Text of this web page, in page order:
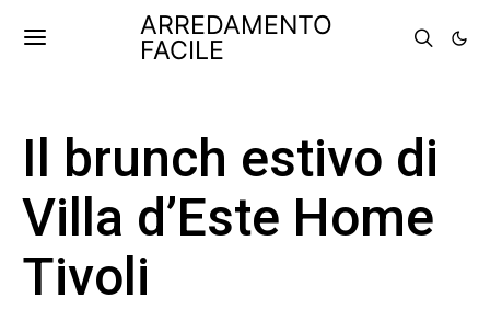
ARREDAMENTO
FACILE
Il brunch estivo di
Villa d’Este Home
Tivoli